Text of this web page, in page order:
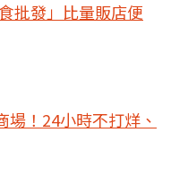
批發」比量販店便
場！24小時不打烊、